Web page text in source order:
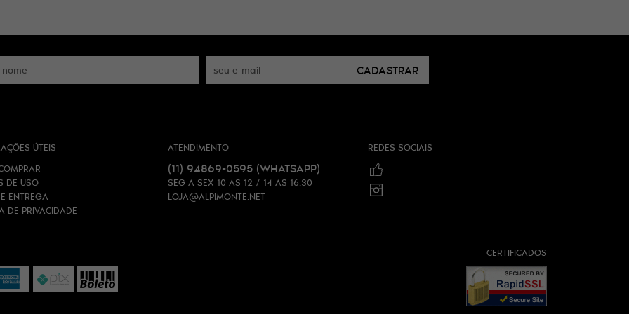
CADASTRAR
ÚTEIS
DE USO
ENTREGA
DE PRIVACIDADE
ATENDIMENTO
(11) 94869-0595 (WHATSAPP)
SEG A SEX 10 AS 12 / 14 AS 16:30
LOJA@ALPIMONTE.NET
REDES SOCIAIS
CERTIFICADOS